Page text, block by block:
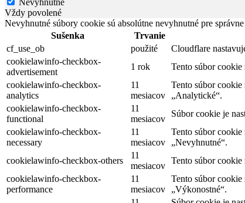
Nevyhnutné
Vždy povolené
Nevyhnutné súbory cookie sú absolútne nevyhnutné pre
Sušenka
Trvanie
cf_use_ob
použité
Cloudflare
cookielawinfo-checkbox-
advertisement
1 rok
Tento súbor
cookielawinfo-checkbox-
analytics
11
mesiacov
Tento súbor
„Analytické“.
cookielawinfo-checkbox-
functional
11
mesiacov
Súbor cookie je
cookielawinfo-checkbox-
necessary
11
mesiacov
Tento súbor
„Nevyhnutné“.
cookielawinfo-checkbox-others
11
mesiacov
Tento súbor
cookielawinfo-checkbox-
performance
11
mesiacov
Tento súbor
„Výkonostné“.